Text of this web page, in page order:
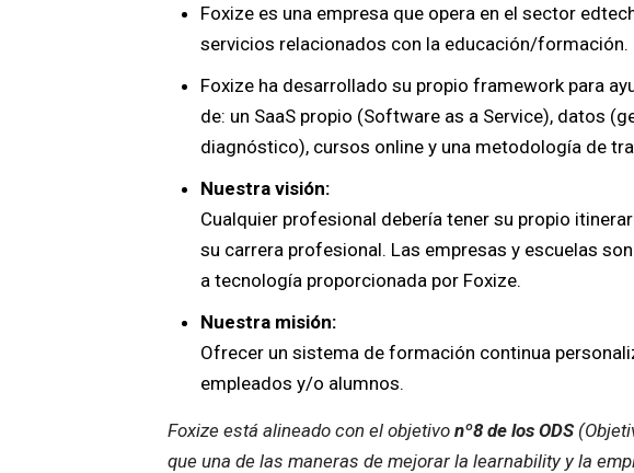
Foxize es una empresa que opera en el sector
servicios relacionados con la educación/formación.
Foxize ha desarrollado su propio framework para
de: un SaaS propio (Software as a Service), datos
diagnóstico), cursos online y una metodología de
Nuestra visión:
Cualquier profesional debería tener su propio
su carrera profesional. Las empresas y escuelas
a tecnología proporcionada por Foxize.
Nuestra misión:
Ofrecer un sistema de formación continua
empleados y/o alumnos.
Foxize está alineado con el objetivo nº8 de los ODS
que una de las maneras de mejorar la learnability y la